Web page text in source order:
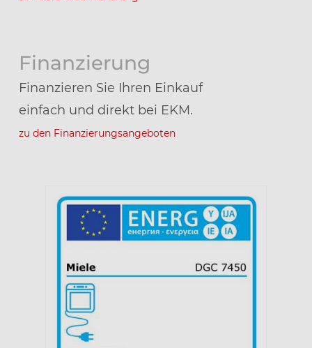
Finanzierung
Finanzieren Sie Ihren Einkauf
einfach und direkt bei EKM.
zu den Finanzierungsangeboten